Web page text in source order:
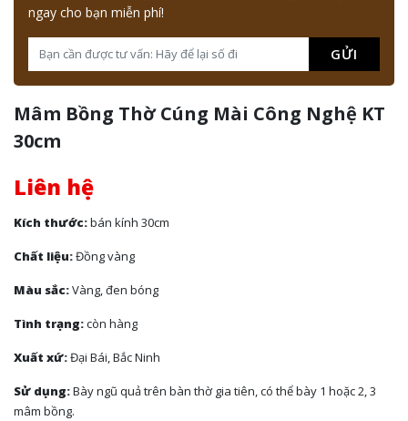
ngay cho bạn miễn phí!
GỬI
Mâm Bồng Thờ Cúng Mài Công Nghệ KT
30cm
Liên hệ
Kích thước:bán kính 30cm
Chất liệu:Đồng vàng
Màu sắc:Vàng, đen bóng
Tình trạng:còn hàng
Xuất xứ:Đại Bái, Bắc Ninh
Sử dụng:Bày ngũ quả trên bàn thờ gia tiên, có thể bày 1 hoặc 2, 3
mâm bồng.